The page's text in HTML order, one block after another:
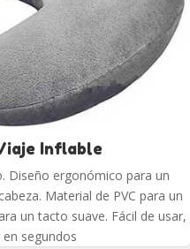
Inflable
Diseño ergonómico para un
Material de PVC para un
un tacto suave. Fácil de usar,
segundos